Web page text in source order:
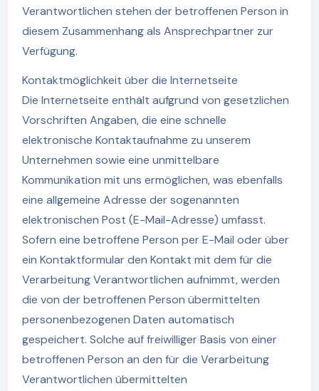
Verantwortlichen stehen der betroffenen Person in
diesem Zusammenhang als Ansprechpartner zur
Verfügung.
Kontaktmöglichkeit über die Internetseite
Die Internetseite enthält aufgrund von gesetzlichen
Vorschriften Angaben, die eine schnelle
elektronische Kontaktaufnahme zu unserem
Unternehmen sowie eine unmittelbare
Kommunikation mit uns ermöglichen, was ebenfalls
eine allgemeine Adresse der sogenannten
elektronischen Post (E-Mail-Adresse) umfasst.
Sofern eine betroffene Person per E-Mail oder über
ein Kontaktformular den Kontakt mit dem für die
Verarbeitung Verantwortlichen aufnimmt, werden
die von der betroffenen Person übermittelten
personenbezogenen Daten automatisch
gespeichert. Solche auf freiwilliger Basis von einer
betroffenen Person an den für die Verarbeitung
Verantwortlichen übermittelten